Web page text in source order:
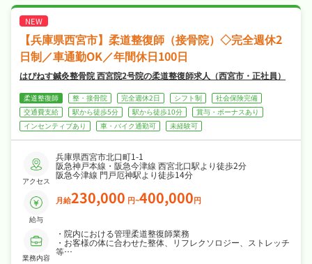
福利厚生も充実、はじめての方も安心して飛び
【兵庫県西宮市】柔道整復師（接骨院）◇完全週休2
日制／車通勤OK／年間休日100日
はぴねす鍼灸整骨院 西宮院2号院の柔道整復師求人（西宮市・正社員）
柔道整復師 整・接骨院 完全週休2日 シフト制
社会保険完備
交通費支給
駅から徒歩5分 駅から徒歩10分
賞与・ボーナスあり
インセンティブあり
車・バイク通勤可 未経験可
アクセス
兵庫県西宮市北口町1-1
阪急神戸本線・阪急今津線 西宮北口駅より徒歩2分
阪急今津線 門戸厄神駅より徒歩14分
給与
月給230,000 円~400,000円
業務内容
・院内における管理柔道整復師業務
・お客様の体に合わせた整体、リフレクソロジー、ストレッチ
等